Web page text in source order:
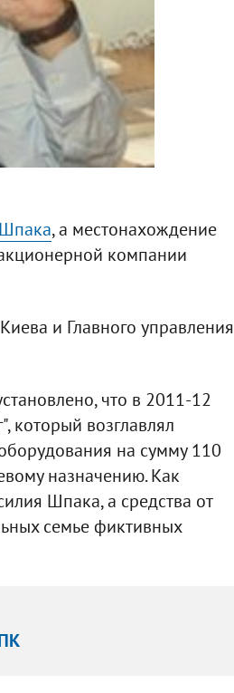
, а местонахождение
компании
и Главного управления
что в 2011-12
который возглавлял
на сумму 110
назначению. Как
Шпака, а средства от
семье фиктивных